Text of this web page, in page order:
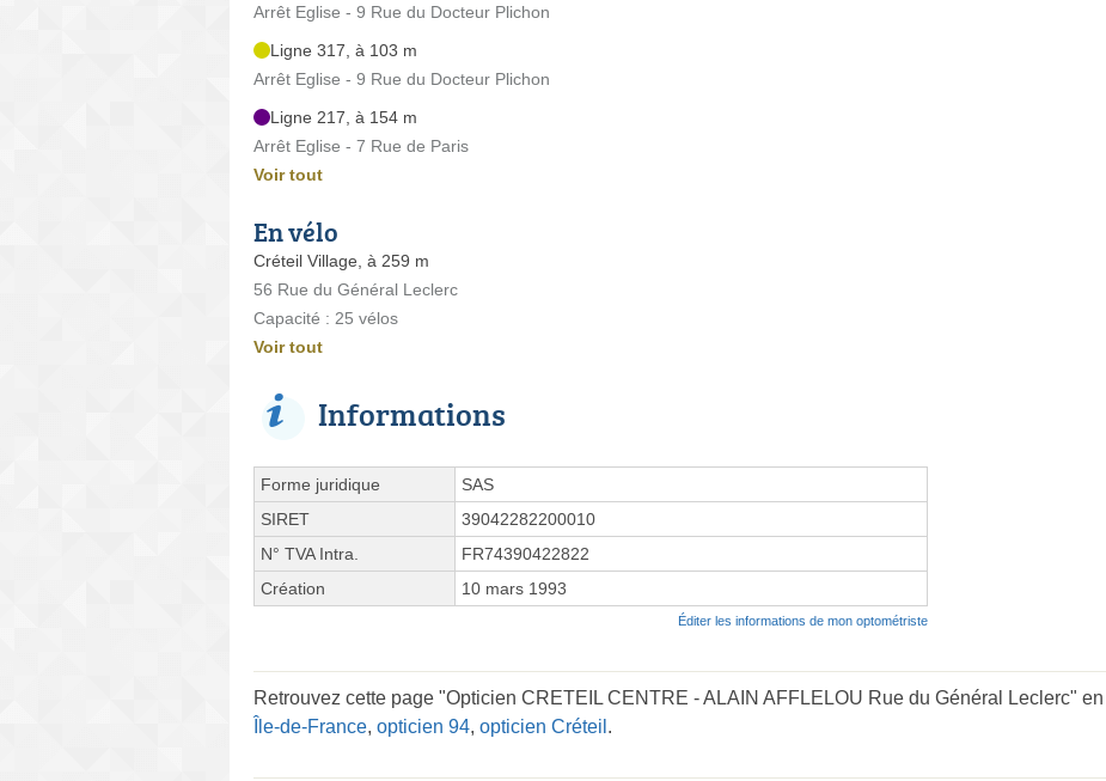
Arrêt Eglise - 9 Rue du Docteur Plichon
Ligne 317, à 103 m
Arrêt Eglise - 9 Rue du Docteur Plichon
Ligne 217, à 154 m
Arrêt Eglise - 7 Rue de Paris
Voir tout
En vélo
Créteil Village, à 259 m
56 Rue du Général Leclerc
Capacité : 25 vélos
Voir tout
Informations
Forme juridique
SAS
SIRET
39042282200010
N° TVA Intra.
FR74390422822
Création
10 mars 1993
Éditer les informations de mon optométriste
Retrouvez cette page "Opticien CRETEIL CENTRE - ALAIN AFFLELOU Rue du Général Leclerc"
Île-de-France, opticien 94, opticien Créteil .